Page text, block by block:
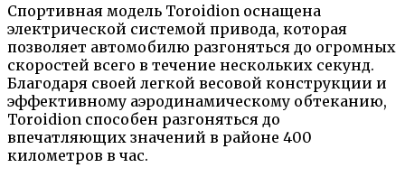
Спортивная модель Toroidion оснащена
электрической системой привода, которая
позволяет автомобилю разгоняться до огромных
скоростей всего в течение нескольких секунд.
Благодаря своей легкой весовой конструкции и
эффективному аэродинамическому обтеканию,
Toroidion способен разгоняться до
впечатляющих значений в районе 400
километров в час.